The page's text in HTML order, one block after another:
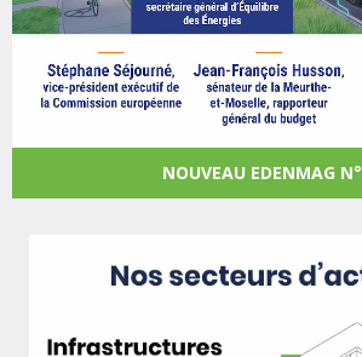
NOUVEAU EDENMAG